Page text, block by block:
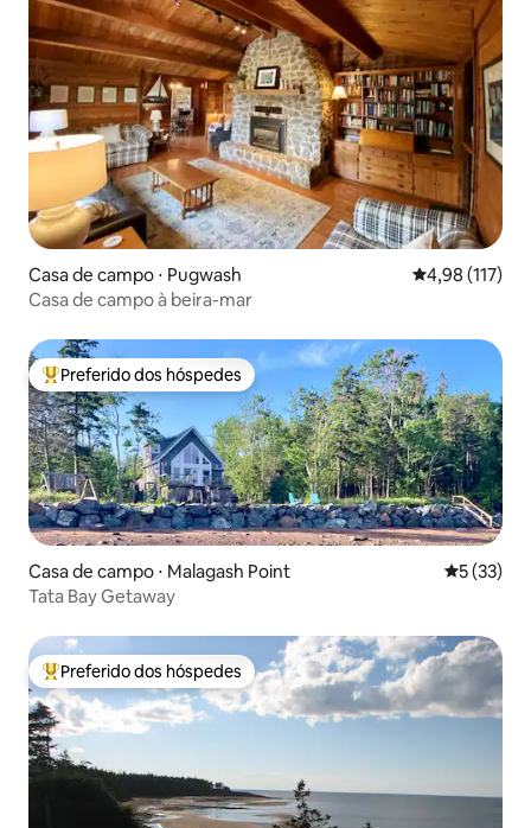
Casa de campo ⋅ Pugwash 4,98 de uma
4,98 (117)
Casa de campo à beira-mar
Entre os melhores preferidos dos hóspedes
Preferido dos hóspedes
Casa de campo ⋅ Malagash Point 5 de uma
5 (33)
Tata Bay Getaway
Entre os melhores preferidos dos hóspedes
Preferido dos hóspedes